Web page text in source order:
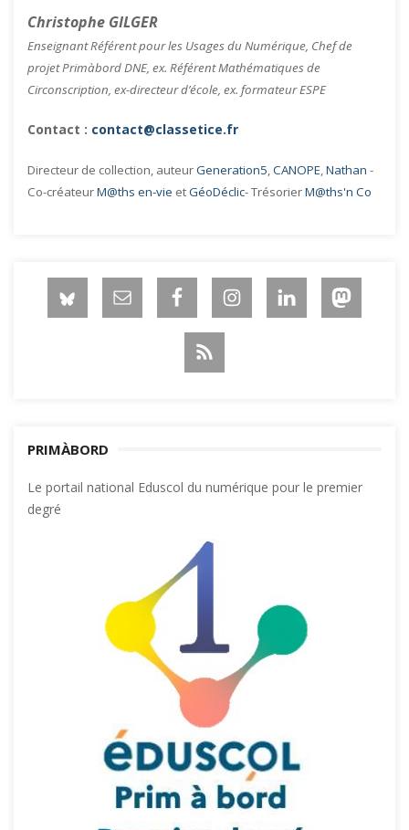
Christophe GILGER
Enseignant Référent pour les Usages du Numérique, Chef de
projet Primàbord DNE, ex. Référent Mathématiques de
Circonscription, ex-directeur d’école, ex. formateur ESPE
Contact : contact@classetice.fr
Directeur de collection, auteurGeneration5,CANOPE,Nathan -
Co-créateurM@ths en-vie etGéoDéclic- TrésorierM@ths'n Co
PRIMÀBORD
Le portail national Eduscol du numérique pour le premier
degré